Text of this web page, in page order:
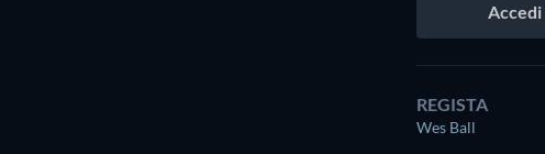
Accedi
REGISTA
Wes Ball